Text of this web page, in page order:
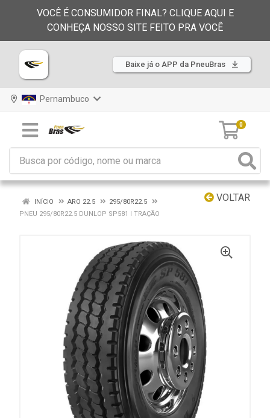
VOCÊ É CONSUMIDOR FINAL? CLIQUE AQUI E
CONHEÇA NOSSO SITE FEITO PRA VOCÊ
Baixe já o APP da PneuBras
Pernambuco
0
VOLTAR
INÍCIO ARO 22.5
295/80R22.5
PNEU 295/80R22.5 DUNLOP SP581 I TRAÇÃO